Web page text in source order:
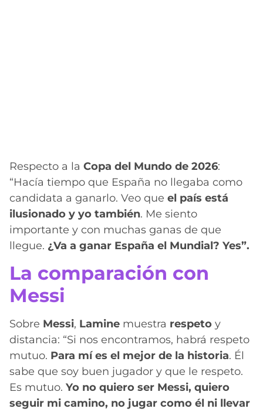
Respecto a la Copa del Mundo de 2026:
“Hacía tiempo que España no llegaba como
candidata a ganarlo. Veo que el país está
ilusionado y yo también. Me siento
importante y con muchas ganas de que
llegue. ¿Va a ganar España el Mundial? Yes”.
La comparación con
Messi
Sobre Messi, Lamine muestra respeto y
distancia: “Si nos encontramos, habrá respeto
mutuo. Para mí es el mejor de la historia. Él
sabe que soy buen jugador y que le respeto.
Es mutuo. Yo no quiero ser Messi, quiero
seguir mi camino, no jugar como él ni llevar